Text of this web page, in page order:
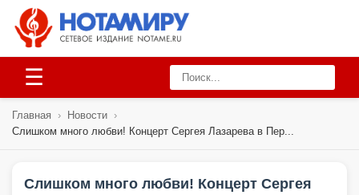
☰
Главная › Новости ›
Слишком много любви! Концерт Сергея Лазарева в Пер...
Слишком много любви! Концерт Сергея